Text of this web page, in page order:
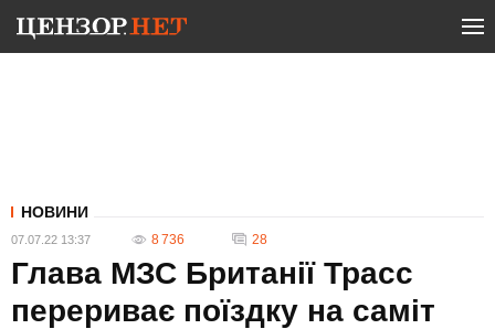
НОВИНИ
07.07.22 13:37 8 736 28
Глава МЗС Британії Трасс
перериває поїздку на саміт